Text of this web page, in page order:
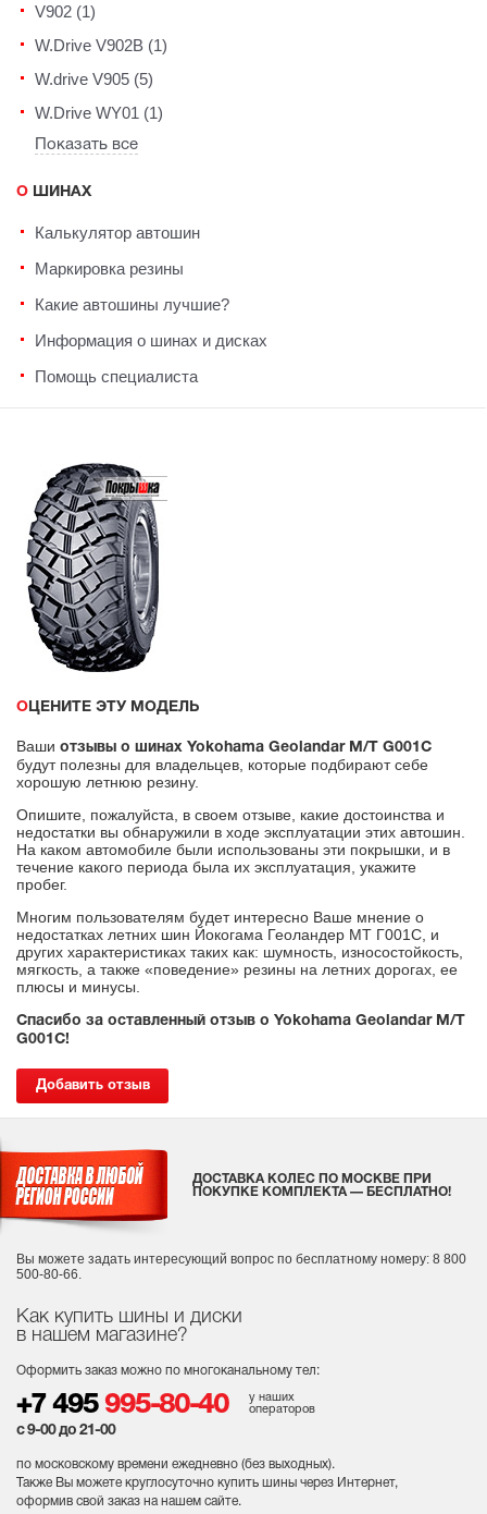
V902 (1)
W.Drive V902B (1)
W.drive V905 (5)
W.Drive WY01 (1)
Показать все
О ШИНАХ
Калькулятор автошин
Маркировка резины
Какие автошины лучшие?
Информация о шинах и дисках
Помощь специалиста
ОЦЕНИТЕ ЭТУ МОДЕЛЬ
Ваши отзывы о шинах Yokohama Geolandar M/T G001C
будут полезны для владельцев, которые подбирают себе
хорошую летнюю резину.
Опишите, пожалуйста, в своем отзыве, какие достоинства и
недостатки вы обнаружили в ходе эксплуатации этих автошин.
На каком автомобиле были использованы эти покрышки, и в
течение какого периода была их эксплуатация, укажите
пробег.
Многим пользователям будет интересно Ваше мнение о
недостатках летних шин Йокогама Геоландер МТ Г001С, и
других характеристиках таких как: шумность, износостойкость,
мягкость, а также «поведение» резины на летних дорогах, ее
плюсы и минусы.
Спасибо за оставленный отзыв о Yokohama Geolandar M/T
G001C!
Добавить отзыв
Как купить шины и диски
в нашем магазине?
Оформить заказ можно по многоканальному тел:
+7 495 995-80-40
у наших
операторов
с 9-00 до 21-00
по московскому времени ежедневно (без выходных).
Также Вы можете круглосуточно купить шины через Интернет,
оформив свой заказ на нашем сайте.
ДОСТАВКА КОЛЕС ПО МОСКВЕ ПРИ
ПОКУПКЕ КОМПЛЕКТА — БЕСПЛАТНО!
Вы можете задать интересующий вопрос по бесплатному номеру: 8 800
500-80-66.